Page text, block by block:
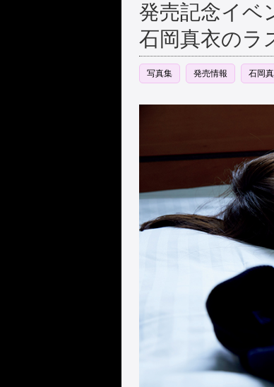
発売記念イベ
石岡真衣のラ
写真集 発売情報 石岡